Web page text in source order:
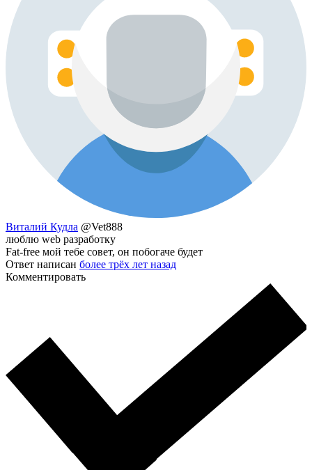
Виталий Кудла @Vet888
люблю web разработку
Fat-free мой тебе совет, он побогаче будет
Ответ написан более трёх лет назад
Комментировать